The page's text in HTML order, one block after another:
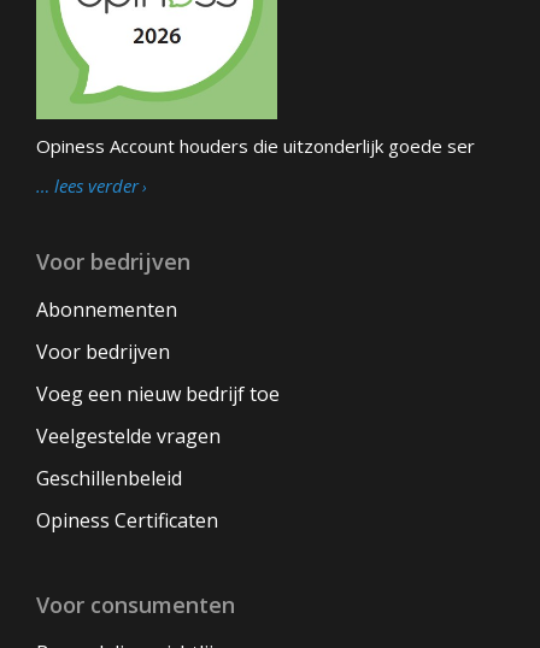
Opiness Account houders die uitzonderlijk goede ser
… lees verder
Voor bedrijven
Abonnementen
Voor bedrijven
Voeg een nieuw bedrijf toe
Veelgestelde vragen
Geschillenbeleid
Opiness Certificaten
Voor consumenten